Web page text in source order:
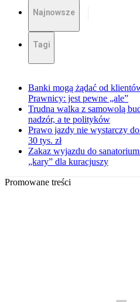
Najnowsze
Tagi
Banki mogą żądać od
Prawnicy: jest pewne „ale”
Trudna walka z samowolą
nadzór, a te polityków
Prawo jazdy nie wystarczy
30 tys. zł
Zakaz wyjazdu do
„kary” dla kuracjuszy
Promowane treści